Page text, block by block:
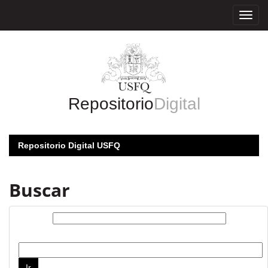
RepositorioDigital
Repositorio Digital USFQ
Buscar